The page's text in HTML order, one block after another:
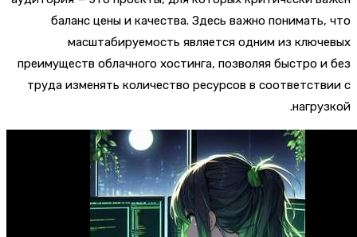
баланс цены и качества. Здесь важно
масштабируемость является одним из
преимуществ облачного хостинга, позволяя быстро
труда изменять количество ресурсов в